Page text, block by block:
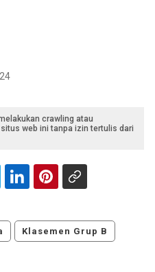
crawling atau
web ini tanpa izin tertulis dari
Klasemen Grup B